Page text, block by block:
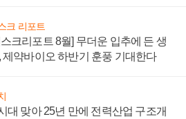
크 리포트
크리포트 8월] 무더운 입추에 든 생
제약바이오 하반기 훈풍 기대한다
대 맞아 25년 만에 전력산업 구조개